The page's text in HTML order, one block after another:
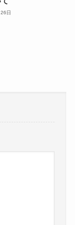
日